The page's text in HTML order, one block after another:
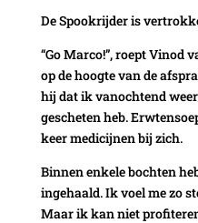
De Spookrijder is
“Go Marco!”, roept Vinod
op de hoogte van de
hij dat ik vanochtend
gescheten heb.
keer medicijnen bij zich.
Binnen enkele bochten
ingehaald. Ik voel me zo
Maar ik kan niet